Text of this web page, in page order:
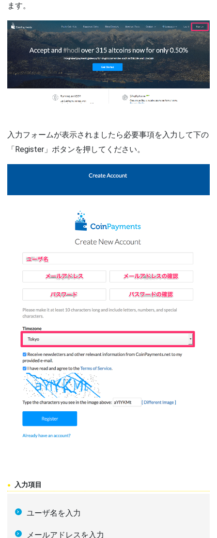
ます。
入力フォームが表示されましたら必要事項を入力して下の
「Register」ボタンを押してください。
入力項目
ユーザ名を入力
メールアドレスを入力